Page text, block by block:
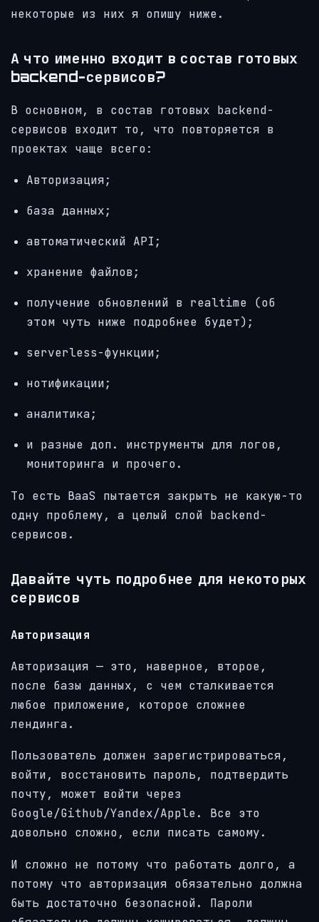
некоторые из них я опишу ниже.
А что именно входит в состав готовых
backend-сервисов?
В основном, в состав готовых backend-
сервисов входит то, что повторяется в
проектах чаще всего:
Авторизация;
база данных;
автоматический API;
хранение файлов;
получение обновлений в realtime (об
этом чуть ниже подробнее будет);
serverless-функции;
нотификации;
аналитика;
и разные доп. инструменты для логов,
мониторинга и прочего.
То есть BaaS пытается закрыть не какую-то
одну проблему, а целый слой backend-
сервисов.
Давайте чуть подробнее для некоторых
сервисов
Авторизация
Авторизация — это, наверное, второе,
после базы данных, с чем сталкивается
любое приложение, которое сложнее
лендинга.
Пользователь должен зарегистрироваться,
войти, восстановить пароль, подтвердить
почту, может войти через
Google/Github/Yandex/Apple. Все это
довольно сложно, если писать самому.
И сложно не потому что работать долго, а
потому что авторизация обязательно должна
быть достаточно безопасной. Пароли